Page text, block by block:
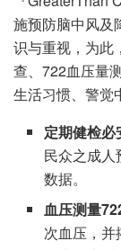
施预防脑中风及
识与重视，为此
查、722血压量
生活习惯、警觉
定期健检必
民众之成
数据。
血压测量
次血压，并